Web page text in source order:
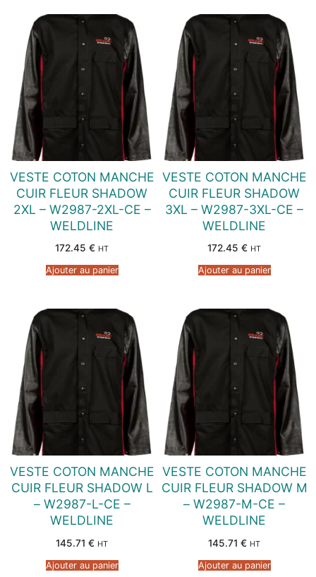
VESTE COTON MANCHE
CUIR FLEUR SHADOW
2XL – W2987-2XL-CE –
WELDLINE
172.45 € HT
Ajouter au panier
VESTE COTON MANCHE
CUIR FLEUR SHADOW
3XL – W2987-3XL-CE –
WELDLINE
172.45 € HT
Ajouter au panier
VESTE COTON MANCHE
CUIR FLEUR SHADOW L
– W2987-L-CE –
WELDLINE
145.71 € HT
Ajouter au panier
VESTE COTON MANCHE
CUIR FLEUR SHADOW M
– W2987-M-CE –
WELDLINE
145.71 € HT
Ajouter au panier